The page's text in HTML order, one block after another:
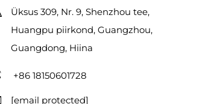
Üksus 309, Nr. 9, Shenzhou tee,
Huangpu piirkond, Guangzhou,
Guangdong, Hiina
+86 18150601728
[email protected]